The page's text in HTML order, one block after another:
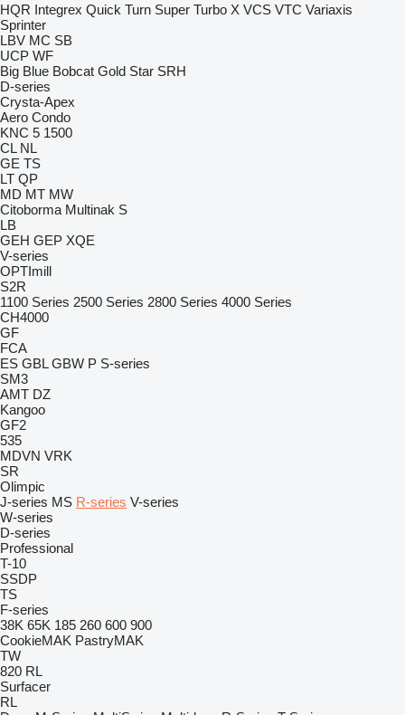
HQR Integrex Quick Turn Super Turbo X VCS VTC Variaxis
Sprinter
LBV MC SB
UCP WF
Big Blue Bobcat Gold Star SRH
D-series
Crysta-Apex
Aero Condo
KNC 5 1500
CL NL
GE TS
LT QP
MD MT MW
Citoborma Multinak S
LB
GEH GEP XQE
V-series
OPTImill
S2R
1100 Series 2500 Series 2800 Series 4000 Series
CH4000
GF
FCA
ES GBL GBW P S-series
SM3
AMT DZ
Kangoo
GF2
535
MDVN VRK
SR
Olimpic
J-series MS R-series V-series
W-series
D-series
Professional
T-10
SSDP
TS
F-series
38K 65K 185 260 600 900
CookieMAK PastryMAK
TW
820 RL
Surfacer
RL